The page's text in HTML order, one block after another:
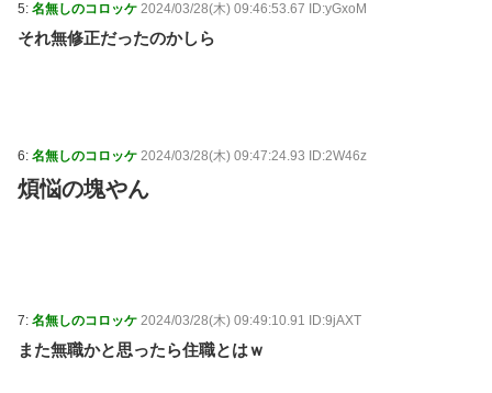
5: 名無しのコロッケ 2024/03/28(木) 09:46:53.67 ID:yGxoM
それ無修正だったのかしら
6: 名無しのコロッケ 2024/03/28(木) 09:47:24.93 ID:2W46z
煩悩の塊やん
7: 名無しのコロッケ 2024/03/28(木) 09:49:10.91 ID:9jAXT
また無職かと思ったら住職とはｗ